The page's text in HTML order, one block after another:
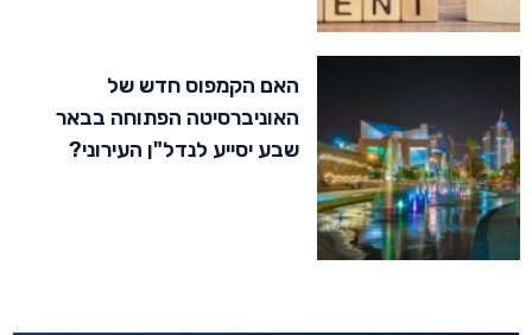
האם הקמפוס חדש של
האוניברסיטה הפתוחה בבאר
שבע יסייע לנדל"ן העירוני?